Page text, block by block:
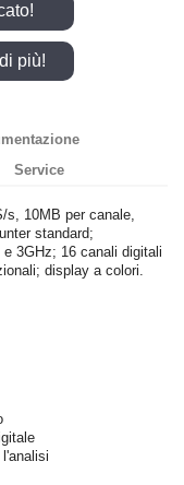
più!
Service
s, 10MB per canale,
standard;
3GHz; 16 canali digitali
display a colori.